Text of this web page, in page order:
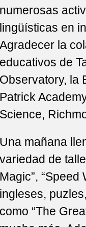
2022-2023_EL
2022-2023_FIESTA
2022-2023_P6º
2022-
2022-2023_NOTICIA
LA ‘RUTA DE LA
2022-23 "FIESTA DEL
2022-23 ENTREGA
HOSPITAL DE
numerosas
lingüísticas en
Agradecer la
educativos de
Observatory, la
Patrick
Science,
Una mañana
variedad de
Magic”,
ingleses,
como “The